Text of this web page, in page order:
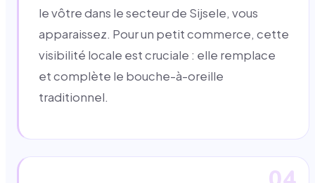
le vôtre dans le secteur de Sijsele, vous
apparaissez. Pour un petit commerce, cette
visibilité locale est cruciale : elle remplace
et complète le bouche-à-oreille
traditionnel.